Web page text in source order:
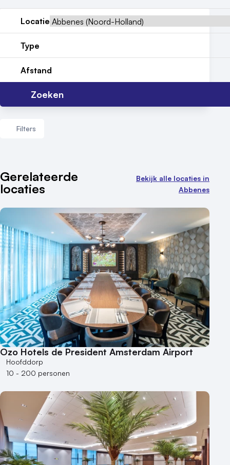
Reviews (5⭐️)
Locatie
Type
Afstand
Zoeken
Filters
Aantal zalen
1 - 5 zalen
10 of meer zalen
Aantal personen
1 - 50 personen
50 - 100 personen
100 - 250 personen
250 - 500 personen
500+ personen
Bijzondere locaties
Buitenlocatie
Duurzame locatie
Groene locatie
Hybride events
Industriële locatie
Kasteel en landgoed
Kleine / intieme locatie
Gerelateerde
locaties
Bekijk alle locaties in
Abbenes
Ozo Hotels de President Amsterdam Airport
Hoofddorp
10 - 200 personen